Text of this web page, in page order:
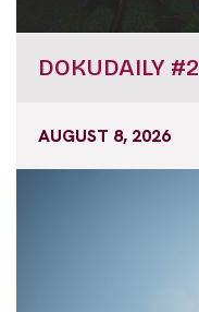
DOKUDAILY #2
AUGUST 8, 2026